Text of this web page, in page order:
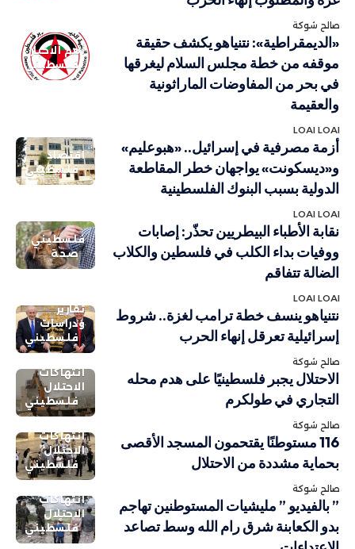
صالح شوكة
أهم الاخبار
فلسطيني
«الديمقراطية»: نتنياهو يكشف حقيقة
موقفه من خطة مجلس السلام ليغرقها
في بحر من المفاوضات الماراثونية
والعقيمة
LOAI LOAI
اقتصاد
فلسطيني
أزمة مصرفية في إسرائيل.. «هبوعليم»
و«ديسكونت» يواجهان خطر المقاطعة
الدولية بسبب البنوك الفلسطينية
LOAI LOAI
فلسطيني
صحة
نقابة الأطباء البيطريين تحذّر: إصابات
ووفيات بداء الكلب في فلسطين والكلاب
الضالة تتفاقم
LOAI LOAI
تقارير
ودراسات
فلسطيني
نتنياهو ينسف خطة ترامب لغزة.. شروط
إسرائيلية تعرقل إنهاء الحرب
صالح شوكة
انتهاكات
الاحتلال
فلسطيني
الاحتلال يجبر فلسطينيًا على هدم محله
التجاري في طولكرم
صالح شوكة
انتهاكات
الاحتلال
فلسطيني
116 مستوطنًا يقتحمون المسجد الأقصى
بحماية مشددة من الاحتلال
صالح شوكة
انتهاكات
الاحتلال
فلسطيني
” بالفيديو ” مليشيات المستوطنين تهاجم
بدو الكعابنة شرق رام الله وسط تصاعد